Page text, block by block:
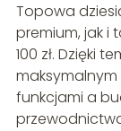
Topowa
premium, jak i
100 zł. Dzięki
funkcjami a